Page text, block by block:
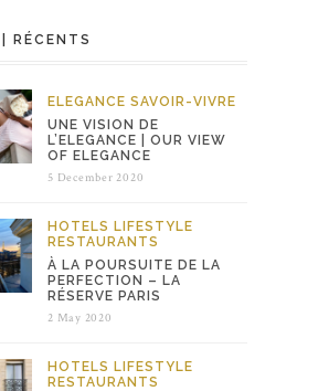
RÉCENTS
ELEGANCE SAVOIR-VIVRE
UNE VISION DE
L’ELEGANCE | OUR VIEW
OF ELEGANCE
5 December 2020
HOTELS LIFESTYLE
RESTAURANTS
À LA POURSUITE DE LA
PERFECTION – LA
RÉSERVE PARIS
2 May 2020
HOTELS LIFESTYLE
RESTAURANTS